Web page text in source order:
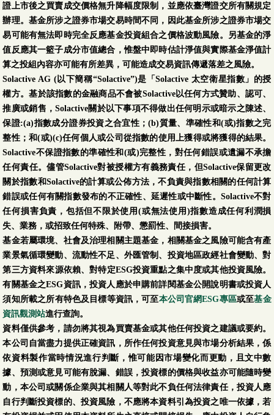
證上市後之買賣成交價格無升降幅度限制，並應依臺灣證交所有關規定
辦理。基金所涉之證券市場交易時間不同，因此基金所涉之證券市場交
易可能有無法即時完全反應基金投資組合之價格波動風險。另基金的淨
值反應其一籃子成分市值總合，惟盤中即時估計淨值與實際基金淨值計
算之投組內容亦可能有所差異，可能造成交易資訊傳遞落差之風險。
Solactive AG (以下簡稱“Solactive”)是「Solactive 太空衛星指數」的授
權方。基於該指數的金融商品不會被Solactive以任何方式贊助、認可、
推廣或銷售，Solactive關於以下事項不得做出任何明示或暗示之陳述、
保證:(a)指數成分證券投資之合宜性；(b)質量、準確性和(或)指數之完
整性；和(或)(c)任何個人或公司從指數的使用上獲得或將獲得的結果。
Solactive不保證指數的準確性和(或)完整性，對任何錯誤或遺漏不承擔
任何責任。儘管Solactive對被授權方有義務責任，但Solactive保留更改
關於指數和Solactive的計算或公佈方法，不負責與指數相關的任何計算
錯誤或任何有關指數發布的不正確性、延遲性或中斷性。Solactive不對
任何損害負責，包括但不限於使用(或無法使用)指數造成任何利潤損
失、業務，或招致任何特殊、附帶、懲罰性、間接損害。
基金若屬環境、社會及治理相關主題基金，相關基金之風險可能含有產
業景氣循環變動、流動性不足、外匯管制、投資地區政經社會變動、對
第三方資料來源依賴、對特定ESG投資重點之集中度或其他投資風險。
有關基金之ESG資訊，投資人應於申購前詳閱基金公開說明書或投資人
須知所載之所有特色及目標等資訊，可至本公司官網ESG專區或至基金
資訊觀測站進行查詢。
資料僅供參考，請勿將其視為買賣基金或其他任何投資之建議或要約。
本公司自當盡力提供正確資訊，所作任何投資意見與市場分析結果，係
依資料製作當時情況進行判斷，惟可能因市場變化而更動，且文中數
據、預測或意見可能有脫漏、錯誤，投資標的價格與收益亦可能隨時變
動，本公司或關係企業與其相關人等對此不負任何法律責任，投資人應
自行判斷投資標的、投資風險，不應將本資料引為投資之唯一依據，若